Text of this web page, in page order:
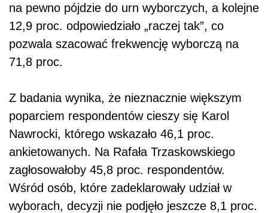
na pewno pójdzie do urn wyborczych, a kolejne
12,9 proc. odpowiedziało „raczej tak”, co
pozwala szacować frekwencję wyborczą na
71,8 proc.
Z badania wynika, że nieznacznie większym
poparciem respondentów cieszy się Karol
Nawrocki, którego wskazało 46,1 proc.
ankietowanych. Na Rafała Trzaskowskiego
zagłosowałoby 45,8 proc. respondentów.
Wśród osób, które zadeklarowały udział w
wyborach, decyzji nie podjęło jeszcze 8,1 proc.